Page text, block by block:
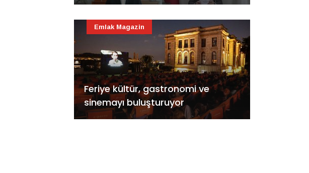
Feriye kültür, gastronomi ve
sinemayı buluşturuyor
Emlak Magazin